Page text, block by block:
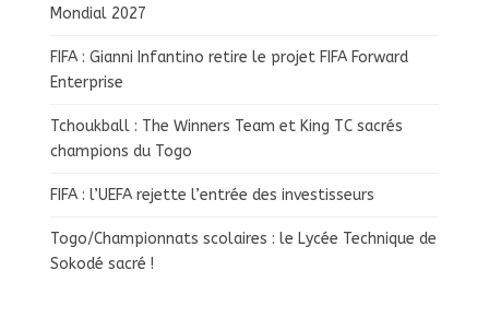
Mondial 2027
FIFA : Gianni Infantino retire le projet FIFA Forward
Enterprise
Tchoukball : The Winners Team et King TC sacrés
champions du Togo
FIFA : l’UEFA rejette l’entrée des investisseurs
Togo/Championnats scolaires : le Lycée Technique de
Sokodé sacré !